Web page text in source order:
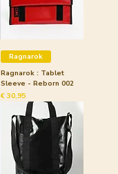
Ragnarok
Ragnarok : Tablet
Sleeve - Reborn 002
Prijs
€ 30,95